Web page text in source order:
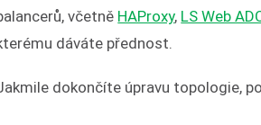
včetně HAProxy, LS Web
dáváte přednost.
dokončíte úpravu topologie,